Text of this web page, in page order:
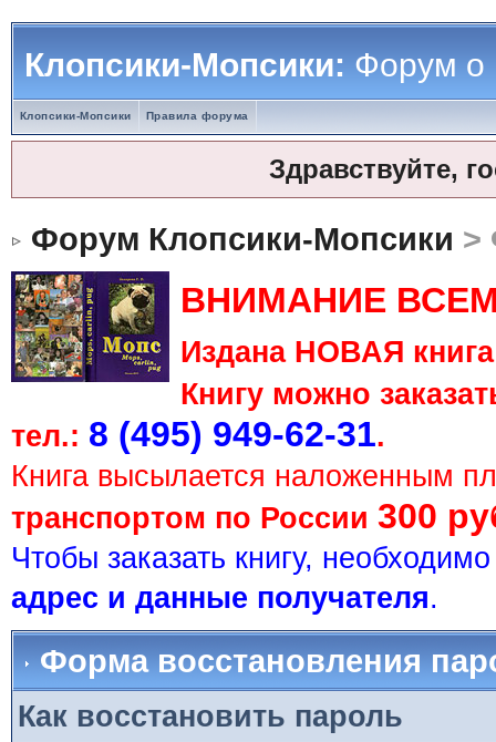
Клопсики-Мопсики:Форум о
Клопсики-Мопсики Правила форума
Здравствуйте,
Форум Клопсики-Мопсики >
ВНИМАНИЕ
Издана НОВАЯ
Книгу можно
тел.: 8 (495) 949-62-31.
Книга высылается наложенным
транспортом по России 300
Чтобы заказать книгу,
адрес и данные получателя.
Форма восстановления
Как восстановить пароль